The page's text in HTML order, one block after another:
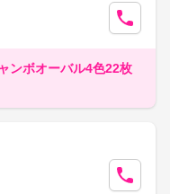
ンボオーバル4色22枚